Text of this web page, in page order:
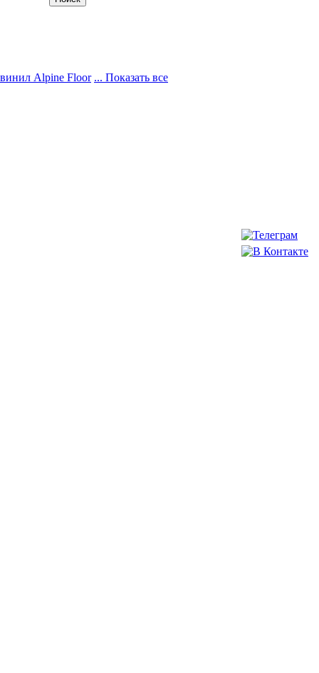
Alpine Floor ... Показать все